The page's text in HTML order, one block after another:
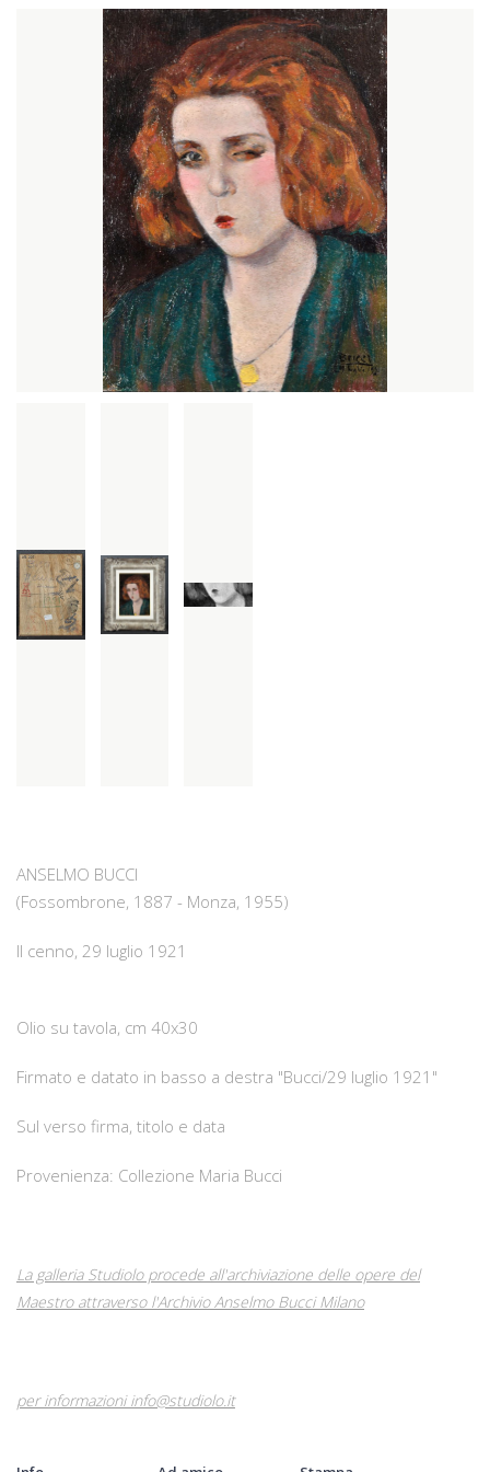
ANSELMO BUCCI
(Fossombrone, 1887 - Monza, 1955)
Il cenno, 29 luglio 1921
Olio su tavola, cm 40x30
Firmato e datato in basso a destra "Bucci/29 luglio 1921"
Sul verso firma, titolo e data
Provenienza: Collezione Maria Bucci
La galleria Studiolo procede all'archiviazione delle opere del
Maestro attraverso l'Archivio Anselmo Bucci Milano
per informazioni info@studiolo.it